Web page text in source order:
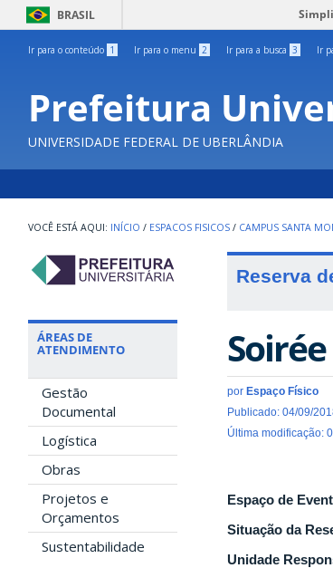
BRASIL
Ir para o conteúdo 1 Ir para o menu 2 Ir para a busca 3 Ir
Prefeitura
UNIVERSIDADE FEDERAL DE UBERLÂNDIA
INÍCIO / ESPACOS FISICOS / CAMPUS SANTA
ÁREAS DE
ATENDIMENTO
Gestão
Documental
Logística
Obras
Projetos e
Orçamentos
Sustentabilidade
Reserva
por Espaço Físico
Publicado: 04/09/
Última modificação:
Espaço de
Situação da
Unidade